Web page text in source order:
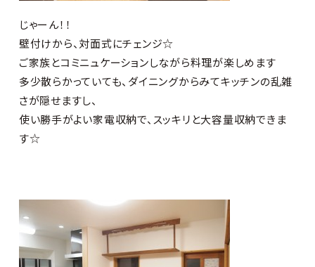
じゃーん！！
壁付けから、対面式にチェンジ☆
ご家族とコミニュケーションしながら料理が楽しめます
多少散らかっていても、ダイニングからみてキッチンの乱雑
さが隠せますし、
使い勝手がよい家電収納で、スッキリと大容量収納できま
す☆